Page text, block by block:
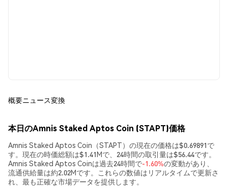
概要ニュース変換
本日のAmnis Staked Aptos Coin (STAPT)価格
Amnis Staked Aptos Coin（STAPT）の現在の価格は$0.69891で
す。現在の時価総額は$1.41Mで、24時間の取引量は$56.44です。
Amnis Staked Aptos Coinは過去24時間で-1.60%の変動があり、
流通供給量は約2.02Mです。これらの数値はリアルタイムで更新さ
れ、最も正確な市場データを提供します。